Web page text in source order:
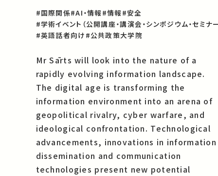
#国際関係#AI・情報#情報#安全
#学術イベント（公開講座・講演会・シンポジウム・セミナ
#英語話者向け #公共政策大学院
Mr Sārts will look into the nature of a
rapidly evolving information landscape.
The digital age is transforming the
information environment into an arena of
geopolitical rivalry, cyber warfare, and
ideological confrontation. Technological
advancements, innovations in information
dissemination and communication
technologies present new potential